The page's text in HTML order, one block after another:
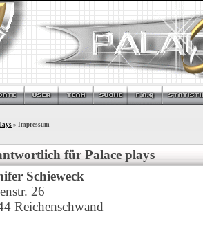
» Impressum
für Palace plays
Schieweck
26
Reichenschwand